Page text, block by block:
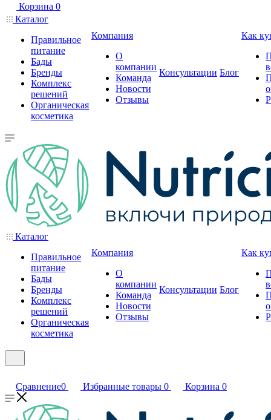
Корзина 0
Каталог
Правильное
питание
Бады
Бренды
Комплекс
решений
Органическая
косметика
Компания
О
компании
Команда
Новости
Отзывы
Консультации Блог
Как
Каталог
Правильное
питание
Бады
Бренды
Комплекс
решений
Органическая
косметика
Компания
О
компании
Команда
Новости
Отзывы
Консультации Блог
Как
Сравнение0 Избранные товары 0 Корзина 0